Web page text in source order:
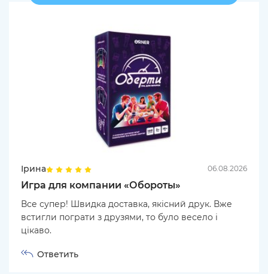
Ірина 06.08.2026
Игра для компании «Обороты»
Все супер! Швидка доставка, якісний друк. Вже
встигли пограти з друзями, то було весело і
цікаво.
Ответить